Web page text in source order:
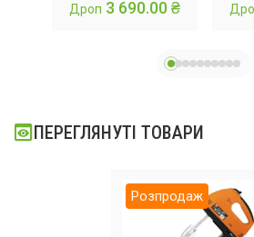
12L 3in1
Дроп 3 690.00 ₴
ПЕРЕГЛЯНУТІ ТОВАРИ
Розпродаж